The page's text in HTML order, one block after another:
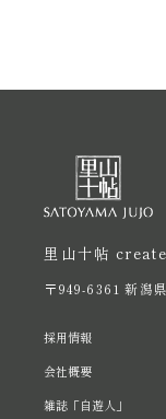
里山十帖
〒949-6361 新潟
採用情報
会社概要
雑誌「自遊人」